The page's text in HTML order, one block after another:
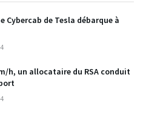
Cybercab de Tesla débarque à
h, un allocataire du RSA conduit